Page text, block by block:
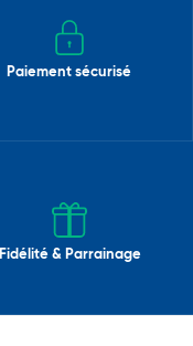
Paiement sécurisé
Fidélité & Parrainage